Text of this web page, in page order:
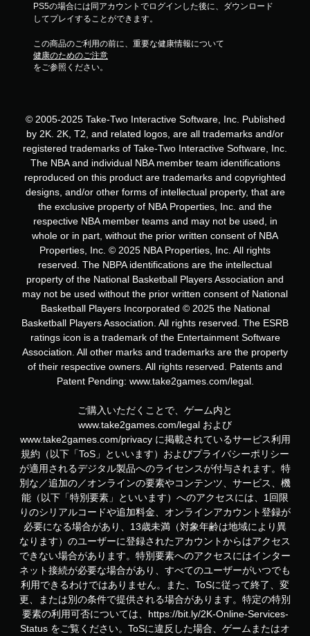
PS5の場合には同アカウントでログインした後に、ダウンロード
してプレイすることができます。
この商品のご利用の前に、重要な健康情報について
健康のためのご注意
をご参照ください。
© 2005-2025 Take-Two Interactive Software, Inc. Published
by 2K. 2K, T2, and related logos, are all trademarks and/or
registered trademarks of Take-Two Interactive Software, Inc.
The NBA and individual NBA member team identifications
reproduced on this product are trademarks and copyrighted
designs, and/or other forms of intellectual property, that are
the exclusive property of NBA Properties, Inc. and the
respective NBA member teams and may not be used, in
whole or in part, without the prior written consent of NBA
Properties, Inc. © 2025 NBA Properties, Inc. All rights
reserved. The NBPA identifications are the intellectual
property of the National Basketball Players Association and
may not be used without the prior written consent of National
Basketball Players Incorporated © 2025 the National
Basketball Players Association. All rights reserved. The ESRB
ratings icon is a trademark of the Entertainment Software
Association. All other marks and trademarks are the property
of their respective owners. All rights reserved. Patents and
Patent Pending: www.take2games.com/legal.
ご購入いただくことで、ゲーム内と
www.take2games.com/legal および
www.take2games.com/privacy に掲載されているサービス利用
規約（以下「ToS」といいます）およびプライバシーポリシー
が適用されるデジタル製品へのライセンスが付与されます。特
別な／追加の／オンラインの要素やコンテンツ、サービス、機
能（以下「特別要素」といいます）へのアクセスには、1回限
りのシリアルコードや追加料金、オンラインアカウント登録が
必要になる場合があり、13歳未満（対象年齢は地域により異
なります）のユーザーに登録されたアカウントからはアクセス
できない場合があります。特別要素へのアクセスにはインター
ネット接続が必要な場合があり、すべてのユーザーがいつでも
利用できるわけではありません。また、ToSに従って終了、変
更、または別の条件で提供される場合があります。特定の特別
要素の利用可否については、https://bit.ly/2K-Online-Services-
Status をご覧ください。ToSに違反した場合、ゲームまたはオ